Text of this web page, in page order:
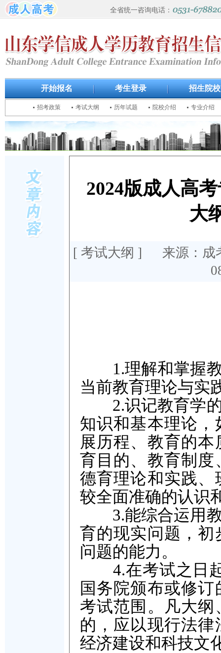
全省统一咨询电话：
开始报名 考生登录 招生院校
招考政策 考试大纲 历年试题 院校介绍 专业介绍
2024版成人高
大
[ 考试大纲 ] 来源：成
1.理解和掌握教
当前教育理论与实
2.识记教育学的
知识和基本理论
展历程、教育的
育目的、教育制
德育理论和实践
较全面准确的认识
3.能综合运用教
育的现实问题，
问题的能力。
4.在考试之日起
国务院颁布或修
考试范围。凡大
的，应以现行法
经济建设和科技文